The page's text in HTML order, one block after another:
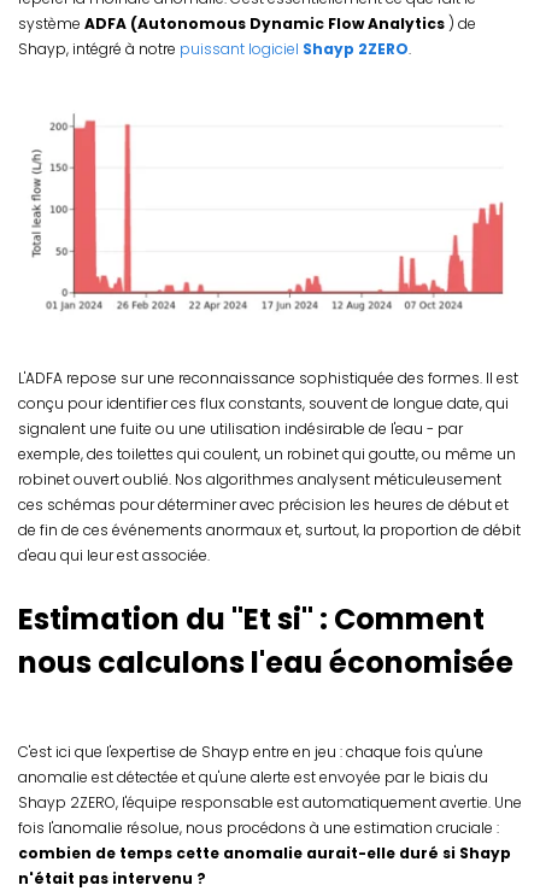
système ADFA (Autonomous Dynamic Flow Analytics ) de
Shayp, intégré à notre puissant logiciel Shayp 2ZERO.
L'ADFA repose sur une reconnaissance sophistiquée des formes. Il est
conçu pour identifier ces flux constants, souvent de longue date, qui
signalent une fuite ou une utilisation indésirable de l'eau - par
exemple, des toilettes qui coulent, un robinet qui goutte, ou même un
robinet ouvert oublié. Nos algorithmes analysent méticuleusement
ces schémas pour déterminer avec précision les heures de début et
de fin de ces événements anormaux et, surtout, la proportion de débit
d'eau qui leur est associée.
Estimation du "Et si" : Comment
nous calculons l'eau économisée
C'est ici que l'expertise de Shayp entre en jeu : chaque fois qu'une
anomalie est détectée et qu'une alerte est envoyée par le biais du
Shayp 2ZERO, l'équipe responsable est automatiquement avertie. Une
fois l'anomalie résolue, nous procédons à une estimation cruciale :
combien de temps cette anomalie aurait-elle duré si Shayp
n'était pas intervenu ?